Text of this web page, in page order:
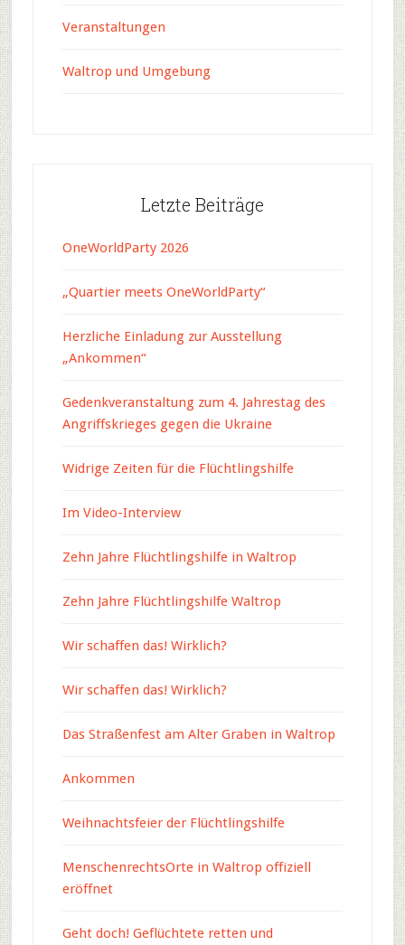
Veranstaltungen
Waltrop und Umgebung
Letzte Beiträge
OneWorldParty 2026
„Quartier meets OneWorldParty“
Herzliche Einladung zur Ausstellung
„Ankommen“
Gedenkveranstaltung zum 4. Jahrestag des
Angriffskrieges gegen die Ukraine
Widrige Zeiten für die Flüchtlingshilfe
Im Video-Interview
Zehn Jahre Flüchtlingshilfe in Waltrop
Zehn Jahre Flüchtlingshilfe Waltrop
Wir schaffen das! Wirklich?
Wir schaffen das! Wirklich?
Das Straßenfest am Alter Graben in Waltrop
Ankommen
Weihnachtsfeier der Flüchtlingshilfe
MenschenrechtsOrte in Waltrop offiziell
eröffnet
Geht doch! Geflüchtete retten und